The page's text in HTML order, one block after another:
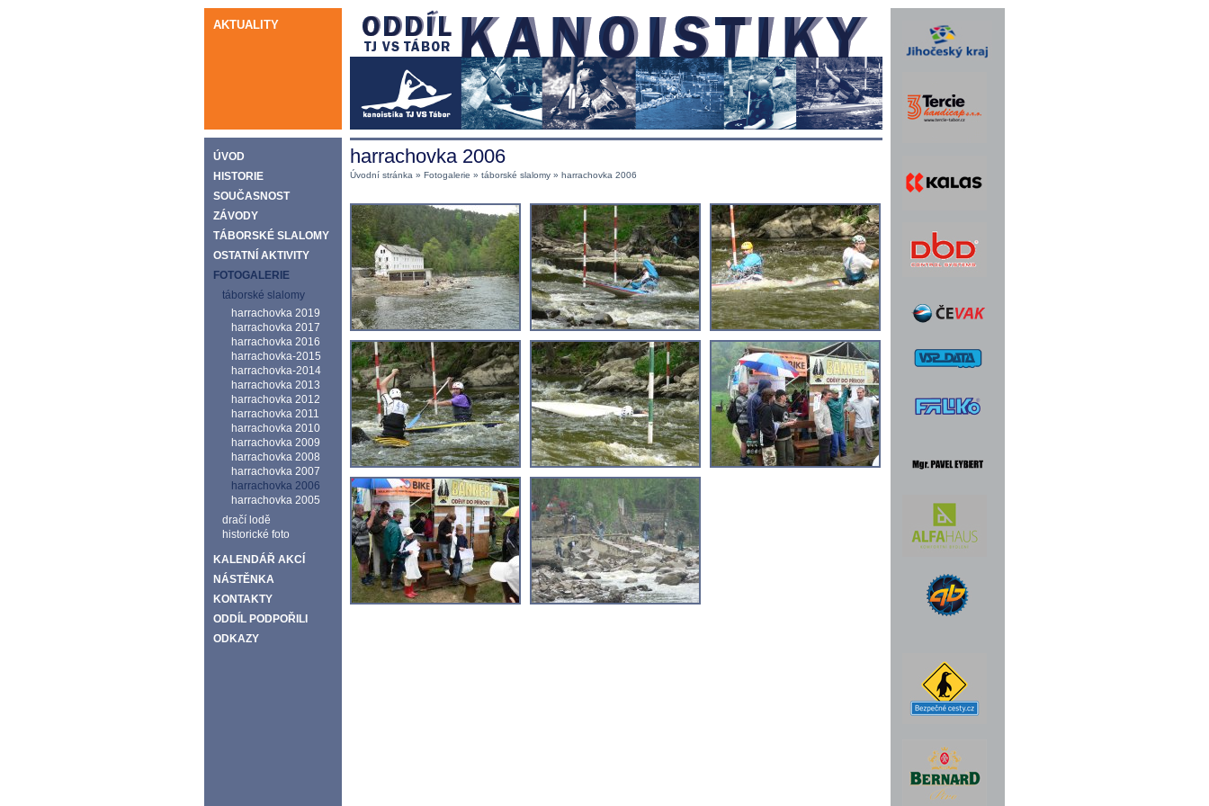
AKTUALITY
ÚVOD
HISTORIE
SOUČASNOST
ZÁVODY
TÁBORSKÉ SLALOMY
OSTATNÍ AKTIVITY
FOTOGALERIE
táborské slalomy
harrachovka 2019
harrachovka 2017
harrachovka 2016
harrachovka-2015
harrachovka-2014
harrachovka 2013
harrachovka 2012
harrachovka 2011
harrachovka 2010
harrachovka 2009
harrachovka 2008
harrachovka 2007
harrachovka 2006
harrachovka 2005
dračí lodě
historické foto
KALENDÁŘ AKCÍ
NÁSTĚNKA
KONTAKTY
ODDÍL PODPOŘILI
ODKAZY
harrachovka 2006
Úvodní stránka » Fotogalerie » táborské slalomy » harrachovka 2006